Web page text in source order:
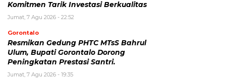
Komitmen Tarik Investasi Berkualitas
Jumat, 7 Agu 2026 - 22:52
Gorontalo
Resmikan Gedung PHTC MTsS Bahrul
Ulum, Bupati Gorontalo Dorong
Peningkatan Prestasi Santri.
Jumat, 7 Agu 2026 - 19:35